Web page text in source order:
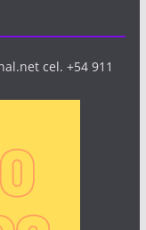
cel. +54 911